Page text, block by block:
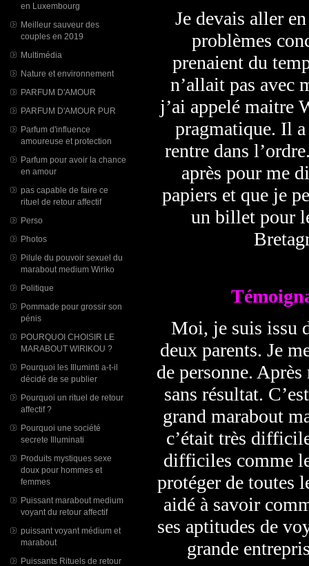
en Luxembourg
Meilleur sauveur des
couples en 2019
Multimédia
Nature et environnement
PARFUM D'AMOUR
PARFUM D'AMOUR PUR
Parfum d'influence
amoureuse et protection
Parfum pour avoir la chance
en amour
pas capable de faire ce
rituel de retour affectif
Perso
Photos
Pilule du pouvoir sexuel du
marabout medium Wiriko
Politique
Pommade pour grossir son
pénis
POURQUOI CHOISIR LE
MARABOUT WIRIKOU ?
Pourquoi les Illuminti a-t-il
décidé de se publier
Pourquoi un rituel de retour
affectif ?
Pourquoi une société
secrete Illuminati
Produits mystiques sexe
doux pour hommes et
femmes
Puissant marabout medium
voyant du retour affectif
puissant voyant médium et
marabout
Puissants Rituels de retour
Je devais aller
problèmes
prenaient du
n’allait pas avec
j’ai appelé maitre
pragmatique. Il
rentre dans
après pour me
papiers et que je
un billet pour
Moi, je suis issu
deux parents. Je
de personne.
sans résultat.
grand marabout
c’était très
difficiles comme
protéger de toutes
aidé à savoir
ses aptitudes de
grande